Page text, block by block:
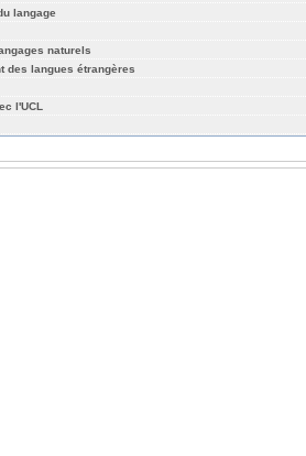
langage
naturels
des langues étrangères
l'UCL